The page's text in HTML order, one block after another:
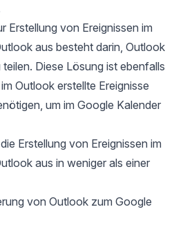
Erstellung von Ereignissen im
aus besteht darin, Outlook
Diese Lösung ist ebenfalls
Outlook erstellte Ereignisse
um im Google Kalender
Erstellung von Ereignissen im
aus in weniger als einer
von Outlook zum Google